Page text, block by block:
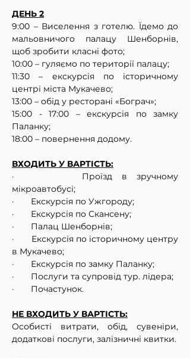
ДЕНЬ 2
9:00 – Виселення з готелю. Їдемо до
мальовничого палацу Шенборнів,
щоб зробити класні фото;
10:00 – гуляємо по території палацу;
11:30 – екскурсія по історичному
центрі міста Мукачево;
13:00 – обід у ресторані «Бограч»;
15:00 - 17:00 – екскурсія по замку
Паланку;
18:00 – повернення додому.
ВХОДИТЬ У ВАРТІСТЬ:
· Проїзд в зручному
мікроавтобусі;
· Екскурсія по Ужгороду;
· Екскурсія по Скансену;
· Палац Шенборнів;
· Екскурсія по історичному центру
в Мукачево;
· Екскурсія по замку Паланку;
· Послуги та супровід тур. лідера;
· Почастунок.
НЕ ВХОДИТЬ У ВАРТІСТЬ:
Особисті витрати, обід, сувеніри,
додаткові послуги, залізничні квитки.